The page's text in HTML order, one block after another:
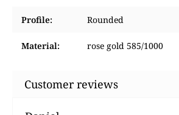
Profile: Rounded
Material: rose gold 585/1000